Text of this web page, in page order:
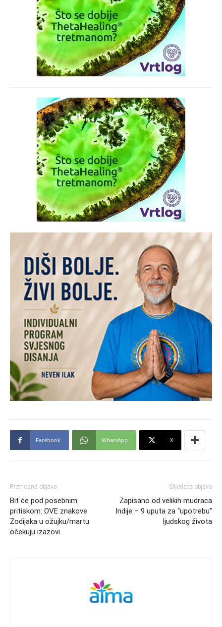
Facebook WhatsApp X
Prethodna objava
Bit će pod posebnim
pritiskom: OVE znakove
Zodijaka u ožujku/martu
očekuju izazovi
Slijedeća objava
Zapisano od velikih mudraca
Indije – 9 uputa za “upotrebu”
ljudskog života